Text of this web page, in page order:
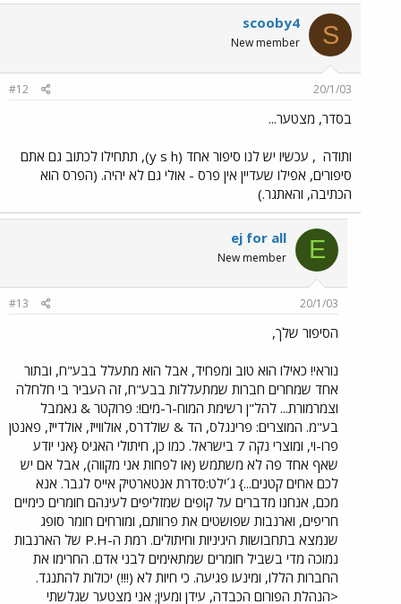
S
scooby4
New member
20/1/03
#12
בסדר, מצטער...
ותודה
, עכשיו יש לנו סיפור אחד (y s h), תתחילו לכתוב גם אתם
סיפורים, אפילו שעדיין אין פרס - אולי גם לא יהיה. (הפרס הוא
הכתיבה, והאתגר.)
E
ej for all
New member
20/1/03
#13
הסיפור שלך,
נוראי! כאילו הוא טוב ומפחיד, אבל הוא מתעלל בבע"ח, ובתור
אחד שמחרים חברות שמתעללות בבע"ח, זה העביר בי חלחלה
וצמרמורת... להל"ן רשימת המוח-ר-מים!: פרוקטר & גאמבל
בע"מ. המוצרים: פרינגלס, הד & שולדרס, אולווייז, אולדייז, פאנטן
פרו-וי, ומוצרי נקה 7 בישראל. כמו כן, חיתולי האגיס {אני יודע
שאף אחד פה לא משתמש (או לפחות אני מקווה), אבל אם יש
לכם אחים קטנים...} ג´ילט:סדרת אנטארטיק אייס לגבר. אנא
מכם, אנחנו מדברים על קופים שמזליפים לעינהם חומרים כימיים
חריפים, וארנבות שפושטים את פרוותם, ומורחים חומר סופג
שנמצא בתחבושות היגיניות וחיתולים. רמת ה-P.H של הארנבות
נמוכה מדי בשביל חומרים שמתאימים לבני אדם. החרימו את
החברות הללו, ומינעו פגיעה. כי חיות לא (!!!) יכולות להתנגד.
<הנהלת הפורום הכבדה, עידן ומעין; אני מצטער שגלשתי